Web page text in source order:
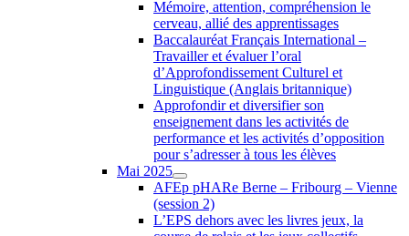
Mémoire, attention, compréhension le
cerveau, allié des apprentissages
Baccalauréat Français International –
Travailler et évaluer l’oral
d’Approfondissement Culturel et
Linguistique (Anglais britannique)
Approfondir et diversifier son
enseignement dans les activités de
performance et les activités d’opposition
pour s’adresser à tous les élèves
Mai 2025
AFEp pHARe Berne – Fribourg – Vienne
(session 2)
L’EPS dehors avec les livres jeux, la